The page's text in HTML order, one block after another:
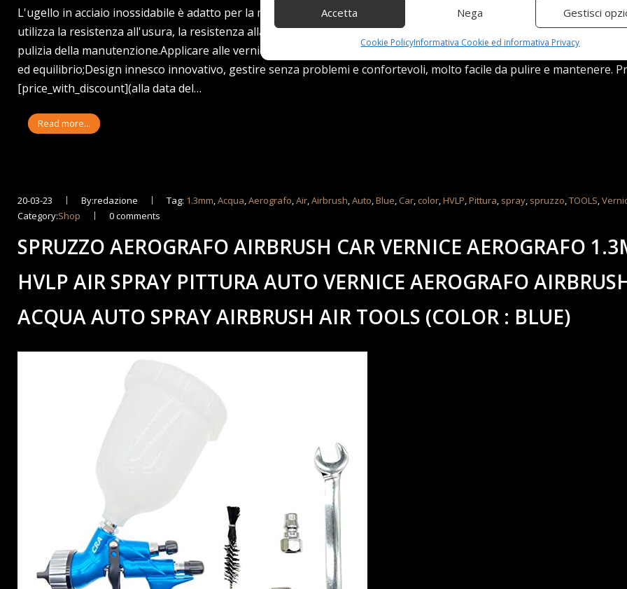
Accetta Nega Gestisci
Cookie PolicyInformativa Cookie ed informativa Privacy
L'ugello in acciaio inossidabile è adatto per la maggior parte dei sistemi di spruzzatura, resistente all'usura e
utilizza la resistenza all'usura, la resistenza alla corrosione, l'acciaio inossidabile ad alta resistenza, può rimuovere
pulizia della manutenzione.Applicare alle vernici e alle vernici.Impugnatura classica comoda, che mostra una
ed equilibrio;Design innesco innovativo, gestire senza problemi e confortevoli, molto facile da pulire e mantenere.
[price_with_discount](alla data del…
Read more...
20-03-23 By:redazione Tag: 1.3mm,Acqua,Aerografo,Air,Airbrush,Auto,Blue, Car, color,HVLP,Pittura, spray, spruzzo,TOOLS,
Category:Shop 0 comments
SPRUZZO AEROGRAFO AIRBRUSH CAR VERNICE AEROGRAFO
HVLP AIR SPRAY PITTURA AUTO VERNICE AEROGRAFO
ACQUA AUTO SPRAY AIRBRUSH AIR TOOLS (COLOR : BLUE)